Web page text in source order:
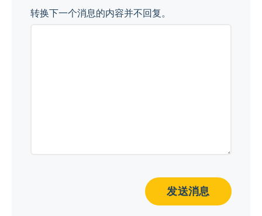
转换下一个消息的内容并不回复。
发送消息